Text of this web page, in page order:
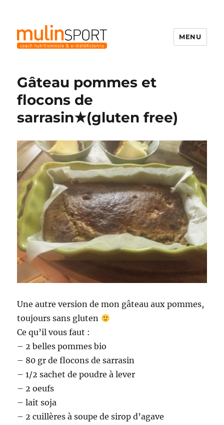
MENU
Gâteau pommes et
flocons de
sarrasin★(gluten free)
Une autre version de mon gâteau aux pommes,
toujours sans gluten
Ce qu’il vous faut :
– 2 belles pommes bio
– 80 gr de flocons de sarrasin
– 1/2 sachet de poudre à lever
– 2 oeufs
– lait soja
– 2 cuillères à soupe de sirop d’agave